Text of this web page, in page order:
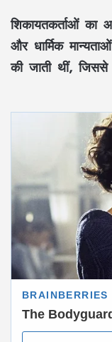
शिकायतकर्ताओं का
और धार्मिक
की जाती थीं, जिससे